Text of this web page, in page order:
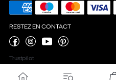
RESTEZ EN CONTACT
Trustpilot